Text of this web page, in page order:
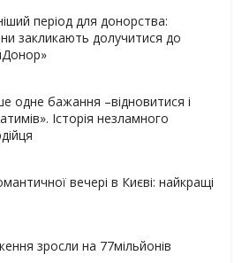
період для донорства:
закликають долучитися до
одне бажання –відновитися і
Історія незламного
вечері в Києві: найкращі
зросли на 77мільйонів